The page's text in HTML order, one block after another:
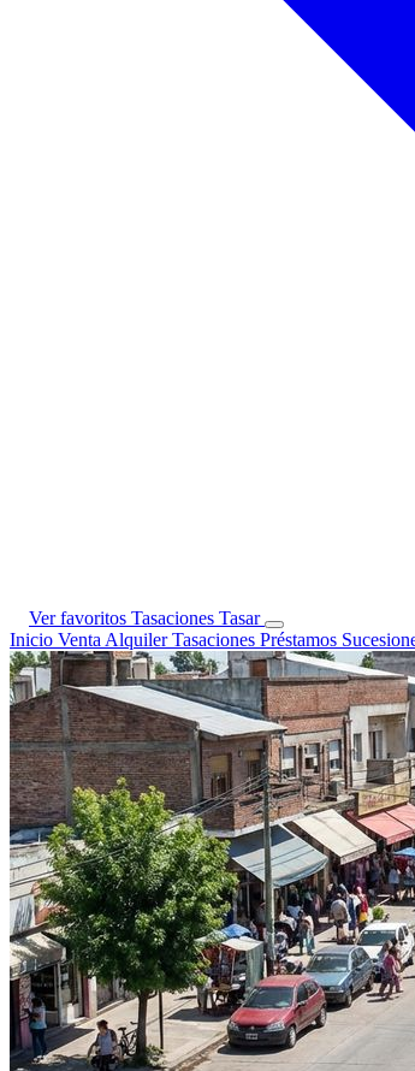
Ver favoritos Tasaciones Tasar
Inicio Venta AlquilerTasaciones Préstamos